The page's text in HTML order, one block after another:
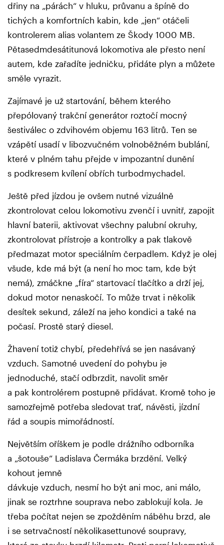
dřiny na „párách“ v hluku, průvanu a špíně do
tichých a komfortních kabin, kde „jen“ otáčeli
kontrolerem alias volantem ze Škody 1000 MB.
Pětasedmdesátitunová lokomotiva ale přesto není
autem, kde zařadíte jedničku, přidáte plyn a můžete
směle vyrazit.
Zajímavé je už startování, během kterého
přepólovaný trakční generátor roztočí mocný
šestiválec o zdvihovém objemu 163 litrů. Ten se
vzápětí usadí v libozvučném volnoběžném bublání,
které v plném tahu přejde v impozantní dunění
s podkresem kvílení obřích turbodmychadel.
Ještě před jízdou je ovšem nutné vizuálně
zkontrolovat celou lokomotivu zvenčí i uvnitř, zapojit
hlavní baterii, aktivovat všechny palubní okruhy,
zkontrolovat přístroje a kontrolky a pak tlakově
předmazat motor speciálním čerpadlem. Když je olej
všude, kde má být (a není ho moc tam, kde být
nemá), zmáčkne „fíra“ startovací tlačítko a drží jej,
dokud motor nenaskočí. To může trvat i několik
desítek sekund, záleží na jeho kondici a také na
počasí. Prostě starý diesel.
Žhavení totiž chybí, předehřívá se jen nasávaný
vzduch. Samotné uvedení do pohybu je
jednoduché, stačí odbrzdit, navolit směr
a pak kontrolérem postupně přidávat. Kromě toho je
samozřejmě potřeba sledovat trať, návěsti, jízdní
řád a soupis mimořádností.
Největším oříškem je podle drážního odborníka
a „šotouše“ Ladislava Čermáka brzdění. Velký
kohout jemně
dávkuje vzduch, nesmí ho být ani moc, ani málo,
jinak se roztrhne souprava nebo zablokují kola. Je
třeba počítat nejen se zpožděním náběhu brzd, ale
i se setrvačností několikasettunové soupravy,